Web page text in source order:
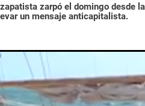
zarpó el domingo desde
un mensaje anticapitalista.